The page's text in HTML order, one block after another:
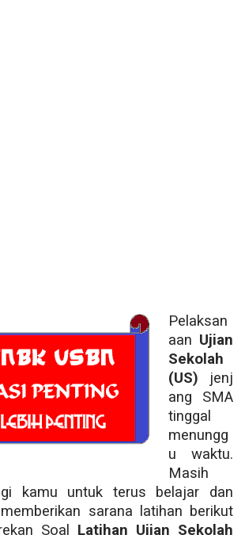
Pelaksan
aan Ujian
Sekolah
(US) jenj
ang SMA
tinggal
menungg
u waktu.
Masih
kamu untuk terus belajar dan
sarana latihan berikut
Soal Latihan Ujian Sekolah